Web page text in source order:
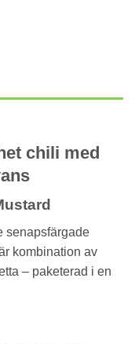
chili med
senapsfärgade
kombination av
– paketerad i en